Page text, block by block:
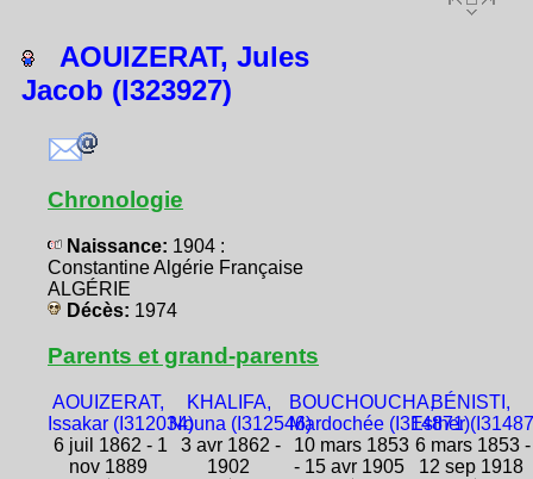
AOUIZERAT, Jules
Jacob (I323927)
Chronologie
Naissance: 1904 :
Constantine Algérie Française
ALGÉRIE
Décès: 1974
Parents et grand-parents
AOUIZERAT,
Issakar (I312034)
6 juil 1862 - 1
nov 1889
KHALIFA,
Nouna (I312546)
3 avr 1862 -
1902
BOUCHOUCHA,
Mardochée (I314871)
10 mars 1853
- 15 avr 1905
BÉNISTI,
Esther
6 mars 1853 -
12 sep 1918